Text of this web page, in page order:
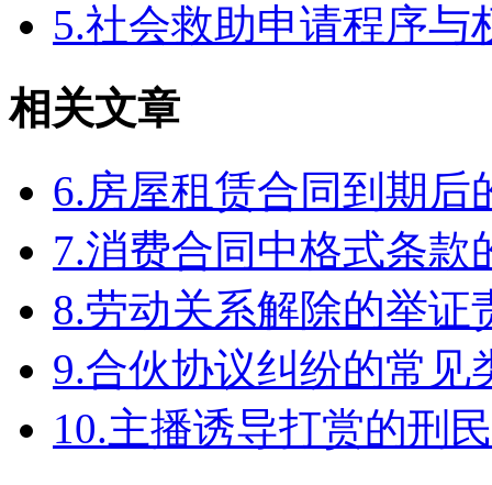
5.社会救助申请程序与
相关文章
6.房屋租赁合同到期后
7.消费合同中格式条款
8.劳动关系解除的举证
9.合伙协议纠纷的常见
10.主播诱导打赏的刑